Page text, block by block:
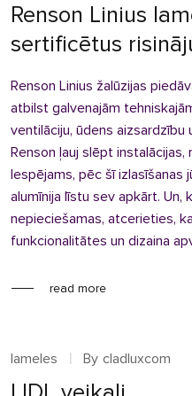
Renson Linius
sertificētus
Renson Linius žalūzijas
atbilst galvenajām
ventilāciju, ūdens aizsardzību
Renson ļauj slēpt
Iespējams, pēc šī izlasīšanas
alumīnija līstu sev apkārt. Un,
nepieciešamas, atcerieties,
funkcionalitātes un dizaina
read more
lameles By cladluxcom